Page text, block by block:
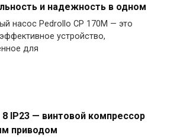
и надежность в одном
насос Pedrollo CP 170M — это
устройство,
для
8 IP23 — винтовой компрессор
приводом